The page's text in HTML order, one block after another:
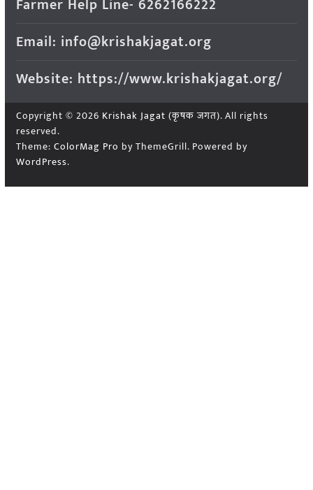
Farmer Help Line- 6262166222
Email: info@krishakjagat.org
Website: https://www.krishakjagat.org/
Copyright © 2026 Krishak Jagat (कृषक जगत). All rights
reserved.
Theme: ColorMag Pro by ThemeGrill. Powered by
WordPress.